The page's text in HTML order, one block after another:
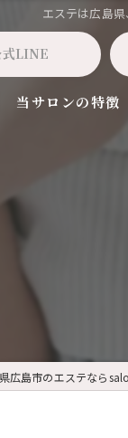
エステは広島
式LINE
当サロンの特徴
広島市のエステなら